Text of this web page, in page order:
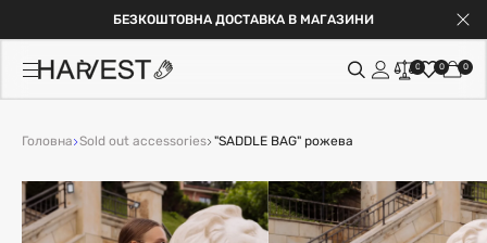
БЕЗКОШТОВНА ДОСТАВКА В МАГАЗИНИ
0 0 0
Головна Sold out accessories "SADDLE BAG" рожева